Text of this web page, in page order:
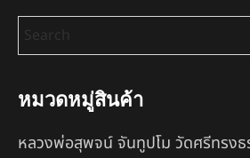
หมวดหมู่สินค้า
หลวงพ่อสุพจน์ จันทูปโม วัดศรีทรง